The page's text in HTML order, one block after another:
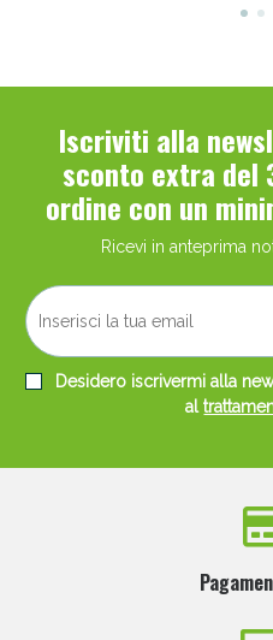
Iscriviti alla
sconto extra del
ordine con un
Ricevi in anteprima
Desidero iscrivermi alla
al